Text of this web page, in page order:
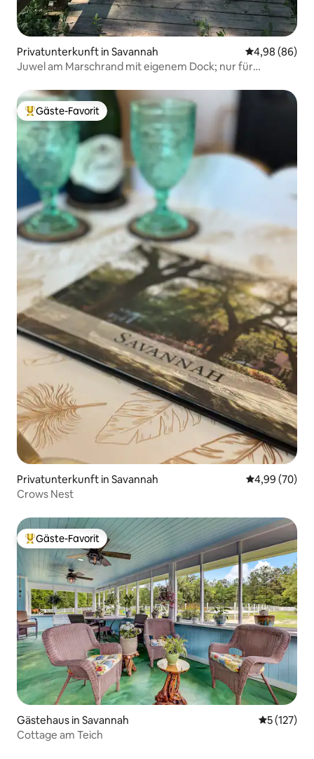
Privatunterkunft in Savannah
4,98 (86)
Juwel am Marschrand mit eigenem Dock; nur für
Beliebter Gäste-Favorit.
Gäste-Favorit
Privatunterkunft in Savannah
4,99 (70)
Crows Nest
Beliebter Gäste-Favorit.
Gäste-Favorit
Gästehaus in Savannah
5 (127)
Cottage am Teich